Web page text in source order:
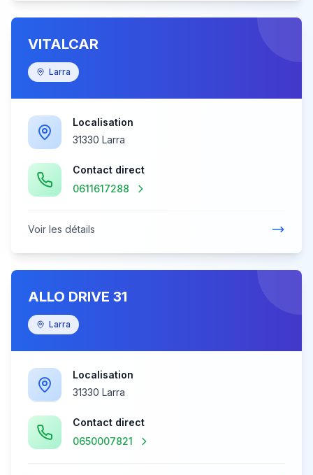
VITALCAR
Larra
Localisation
31330 Larra
Contact direct
0611617288
Voir les détails
ALLO DRIVE 31
Larra
Localisation
31330 Larra
Contact direct
0650007821